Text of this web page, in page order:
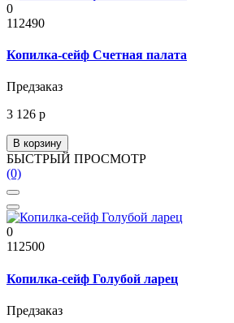
0
112490
Копилка-сейф Счетная палата
Предзаказ
3 126 р
В корзину
БЫСТРЫЙ ПРОСМОТР
(0)
0
112500
Копилка-сейф Голубой ларец
Предзаказ